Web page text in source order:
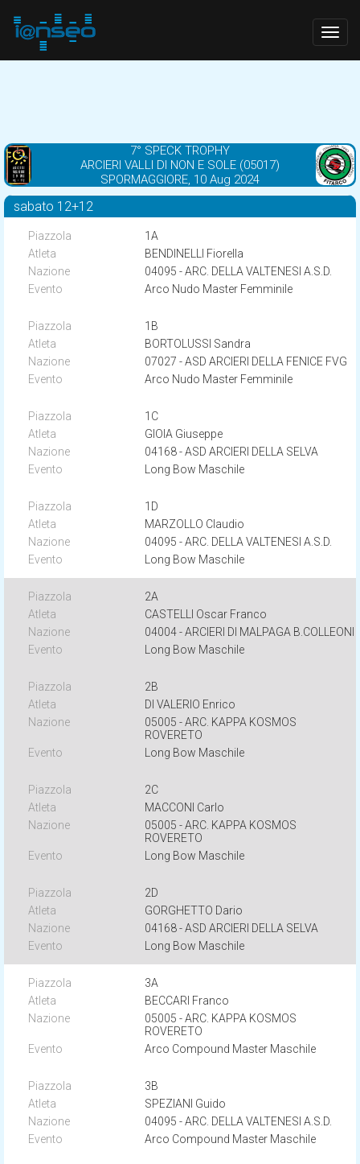
7° SPECK TROPHY
ARCIERI VALLI DI NON E SOLE (05017)
SPORMAGGIORE, 10 Aug 2024
sabato 12+12
1A
BENDINELLI Fiorella
04095 - ARC. DELLA VALTENESI A.S.D.
Arco Nudo Master Femminile
1B
BORTOLUSSI Sandra
07027 - ASD ARCIERI DELLA FENICE FVG
Arco Nudo Master Femminile
1C
GIOIA Giuseppe
04168 - ASD ARCIERI DELLA SELVA
Long Bow Maschile
1D
MARZOLLO Claudio
04095 - ARC. DELLA VALTENESI A.S.D.
Long Bow Maschile
2A
CASTELLI Oscar Franco
04004 - ARCIERI DI MALPAGA B.COLLEONI
Long Bow Maschile
2B
DI VALERIO Enrico
05005 - ARC. KAPPA KOSMOS
ROVERETO
Long Bow Maschile
2C
MACCONI Carlo
05005 - ARC. KAPPA KOSMOS
ROVERETO
Long Bow Maschile
2D
GORGHETTO Dario
04168 - ASD ARCIERI DELLA SELVA
Long Bow Maschile
3A
BECCARI Franco
05005 - ARC. KAPPA KOSMOS
ROVERETO
Arco Compound Master Maschile
3B
SPEZIANI Guido
04095 - ARC. DELLA VALTENESI A.S.D.
Arco Compound Master Maschile